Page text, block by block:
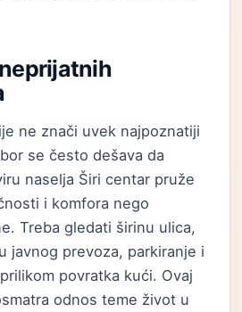
ne znači uvek najpoznatiji
se često dešava da
naselja Širi centar pruže
i komfora nego
Treba gledati širinu ulica,
javnog prevoza, parkiranje i
povratka kući. Ovaj
odnos teme život u